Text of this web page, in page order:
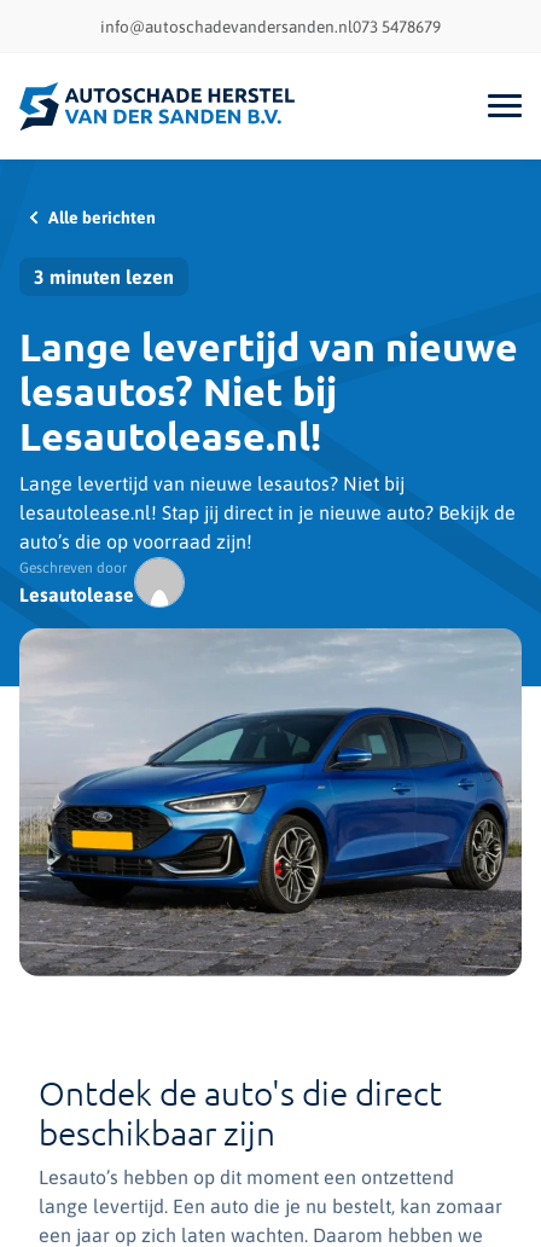
info@autoschadevandersanden.nl073 5478679
Alle berichten
3 minuten lezen
Lange levertijd van nieuwe
lesautos? Niet bij
Lesautolease.nl!
Lange levertijd van nieuwe lesautos? Niet bij
lesautolease.nl! Stap jij direct in je nieuwe auto? Bekijk de
auto’s die op voorraad zijn!
Geschreven door
Lesautolease
Ontdek de auto's die direct
beschikbaar zijn
Lesauto’s hebben op dit moment een ontzettend
lange levertijd. Een auto die je nu bestelt, kan zomaar
een jaar op zich laten wachten. Daarom hebben we